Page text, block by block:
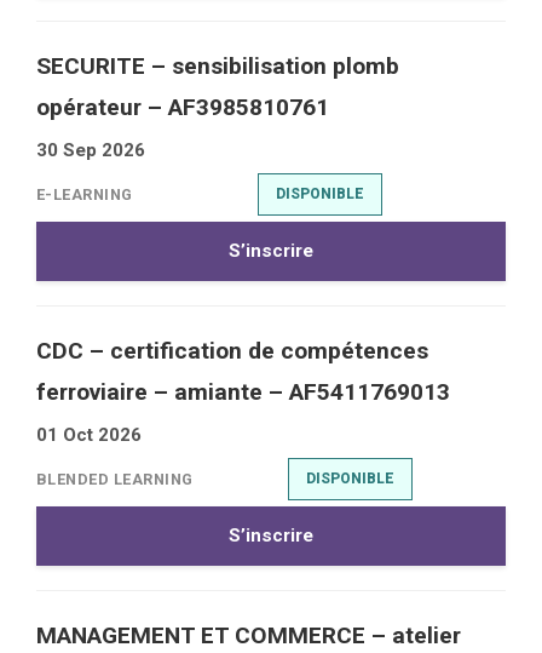
SECURITE – sensibilisation plomb
opérateur – AF3985810761
30 Sep 2026
E-LEARNING DISPONIBLE
S’inscrire
CDC – certification de compétences
ferroviaire – amiante – AF5411769013
01 Oct 2026
BLENDED LEARNING DISPONIBLE
S’inscrire
MANAGEMENT ET COMMERCE – atelier